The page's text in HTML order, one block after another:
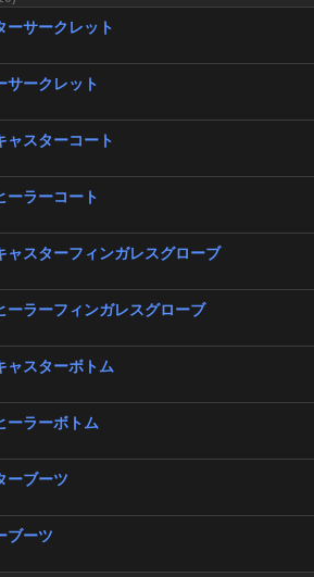
ーサークレット
サークレット
ャスターコート
ーラーコート
ャスターフィンガレスグローブ
ーラーフィンガレスグローブ
ャスターボトム
ーラーボトム
ーブーツ
ブーツ